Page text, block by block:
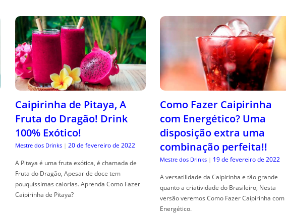
Caipirinha de Pitaya, A
Fruta do Dragão! Drink
100% Exótico!
Mestre dos Drinks | 20 de fevereiro de 2022
A Pitaya é uma fruta exótica, é chamada de
Fruta do Dragão, Apesar de doce tem
pouquíssimas calorias. Aprenda Como Fazer
Caipirinha de Pitaya?
Como Fazer Caipirinha
com Energético? Uma
disposição extra uma
combinação perfeita!!
Mestre dos Drinks | 19 de fevereiro de 2022
A versatilidade da Caipirinha e tão grande
quanto a criatividade do Brasileiro, Nesta
versão veremos Como Fazer Caipirinha com
Energético.